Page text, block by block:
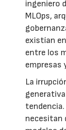
ingeniero
MLOps,
existían
entre los
empresas
La
necesitan